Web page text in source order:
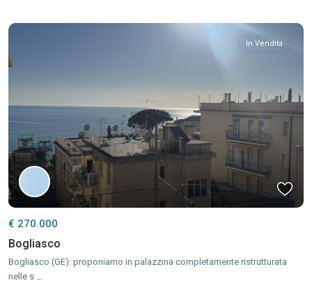
In Vendita
€ 270.000
Bogliasco
Bogliasco (GE): proponiamo in palazzina completamente ristrutturata
nelle s